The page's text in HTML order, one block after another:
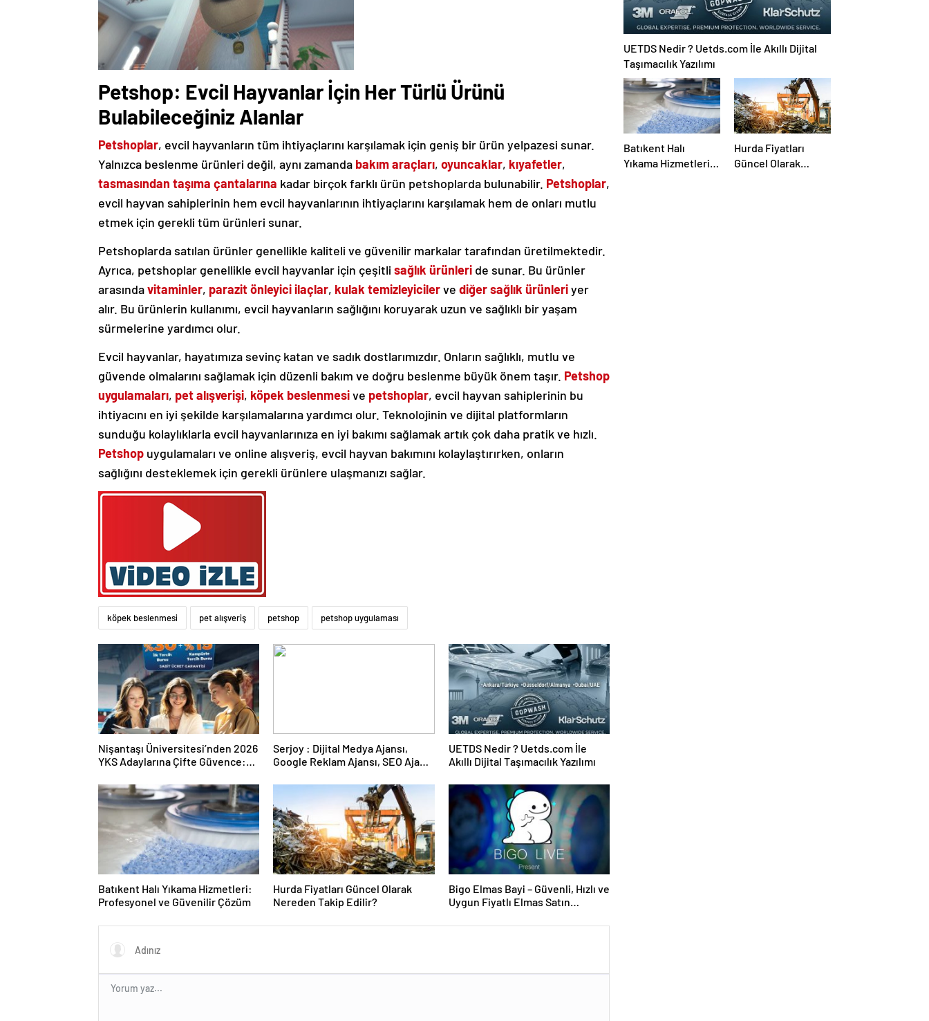
Petshop: Evcil Hayvanlar İçin Her Türlü Ürünü
Bulabileceğiniz Alanlar
Petshoplar, evcil hayvanların tüm ihtiyaçlarını karşılamak için geniş bir ürün yelpazesi sunar.
Yalnızca beslenme ürünleri değil, aynı zamanda bakım araçları, oyuncaklar, kıyafetler,
tasmasından taşıma çantalarına kadar birçok farklı ürün petshoplarda bulunabilir. Petshoplar,
evcil hayvan sahiplerinin hem evcil hayvanlarının ihtiyaçlarını karşılamak hem de onları mutlu
etmek için gerekli tüm ürünleri sunar.
Petshoplarda satılan ürünler genellikle kaliteli ve güvenilir markalar tarafından üretilmektedir.
Ayrıca, petshoplar genellikle evcil hayvanlar için çeşitli sağlık ürünleri de sunar. Bu ürünler
arasındavitaminler, parazit önleyici ilaçlar, kulak temizleyicilerve diğer sağlık ürünleriyer
alır. Bu ürünlerin kullanımı, evcil hayvanların sağlığını koruyarak uzun ve sağlıklı bir yaşam
sürmelerine yardımcı olur.
Evcil hayvanlar, hayatımıza sevinç katan ve sadık dostlarımızdır. Onların sağlıklı, mutlu ve
güvende olmalarını sağlamak için düzenli bakım ve doğru beslenme büyük önem taşır. Petshop
uygulamaları, pet alışverişi, köpek beslenmesive petshoplar, evcil hayvan sahiplerinin bu
ihtiyacını en iyi şekilde karşılamalarına yardımcı olur. Teknolojinin ve dijital platformların
sunduğu kolaylıklarla evcil hayvanlarınıza en iyi bakımı sağlamak artık çok daha pratik ve hızlı.
Petshop uygulamaları ve online alışveriş, evcil hayvan bakımını kolaylaştırırken, onların
sağlığını desteklemek için gerekli ürünlere ulaşmanızı sağlar.
köpek beslenmesi pet alışveriş petshop petshop uygulaması
Nişantaşı Üniversitesi’nden 2026
YKS Adaylarına Çifte Güvence:
Serjoy : Dijital Medya Ajansı,
Google Reklam Ajansı, SEO Ajansı
UETDS Nedir ? Uetds.com İle
Akıllı Dijital Taşımacılık Yazılımı
Batıkent Halı Yıkama Hizmetleri:
Profesyonel ve Güvenilir Çözüm
Hurda Fiyatları Güncel Olarak
Nereden Takip Edilir?
Bigo Elmas Bayi – Güvenli, Hızlı ve
Uygun Fiyatlı Elmas Satın
UETDS Nedir ? Uetds.com İle Akıllı Dijital
Taşımacılık Yazılımı
Batıkent Halı
Yıkama Hizmetleri:
Hurda Fiyatları
Güncel Olarak